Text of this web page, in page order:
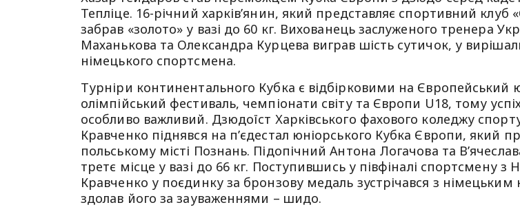
Тепліце. 16-річний харків’янин, який представляє спортивний клуб
забрав «золото» у вазі до 60 кг. Вихованець заслуженого тренера
Маханькова та Олександра Курцева виграв шість сутичок, у
німецького спортсмена.
Турніри континентального Кубка є відбірковими на Європейський
олімпійський фестиваль, чемпіонати світу та Європи U18, тому
особливо важливий. Дзюдоїст Харківського фахового коледжу
Кравченко піднявся на п’єдестал юніорського Кубка Європи, який
польському місті Познань. Підопічний Антона Логачова та
третє місце у вазі до 66 кг. Поступившись у півфіналі спортсмену з
Кравченко у поєдинку за бронзову медаль зустрічався з німецьким
здолав його за зауваженнями – шидо.